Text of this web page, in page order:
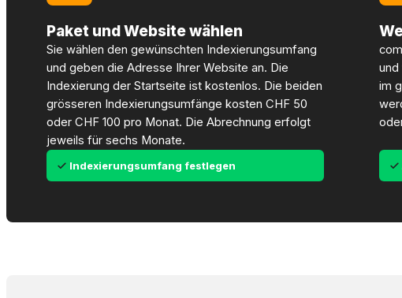
Paket und Website wählen
Sie wählen den gewünschten Indexierungsumfang
und geben die Adresse Ihrer Website an. Die
Indexierung der Startseite ist kostenlos. Die beiden
grösseren Indexierungsumfänge kosten CHF 50
oder CHF 100 pro Monat. Die Abrechnung erfolgt
jeweils für sechs Monate.
Indexierungsumfang festlegen
im